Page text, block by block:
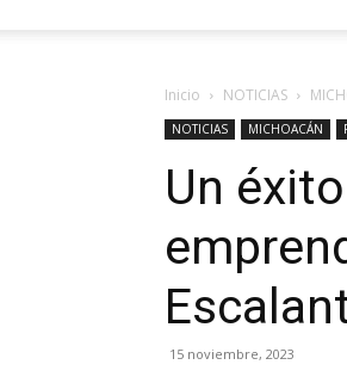
Inicio NOTICIAS
NOTICIAS MICHOACÁN
Un
15 noviembre, 2023